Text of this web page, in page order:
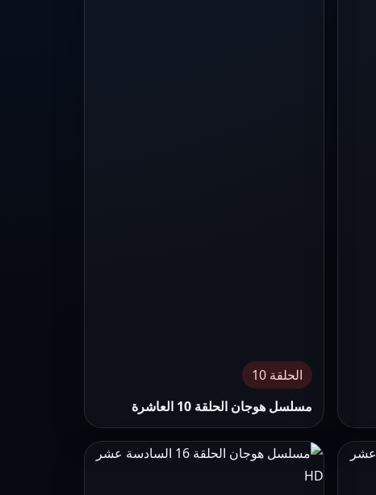
الحلقة 10
مسلسل هوجان الحلقة 10 العاشرة